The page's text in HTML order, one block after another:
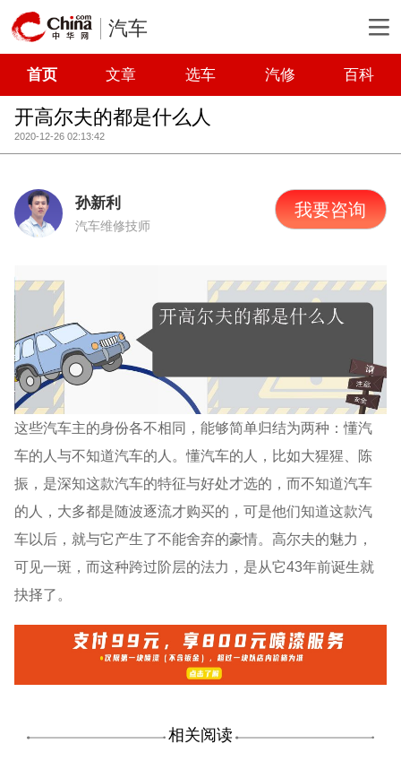
汽车
首页 文章 选车 汽修 百科
开高尔夫的都是什么人
2020-12-26 02:13:42
孙新利
汽车维修技师
我要咨询
这些汽车主的身份各不相同，能够简单归结为两种：懂汽
车的人与不知道汽车的人。懂汽车的人，比如大猩猩、陈
振，是深知这款汽车的特征与好处才选的，而不知道汽车
的人，大多都是随波逐流才购买的，可是他们知道这款汽
车以后，就与它产生了不能舍弃的豪情。高尔夫的魅力，
可见一斑，而这种跨过阶层的法力，是从它43年前诞生就
抉择了。
相关阅读